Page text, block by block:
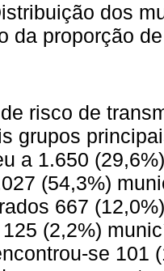
dos
da proporção
risco de
grupos
a 1.650
(54,3%)
667
(2,2%)
se 101